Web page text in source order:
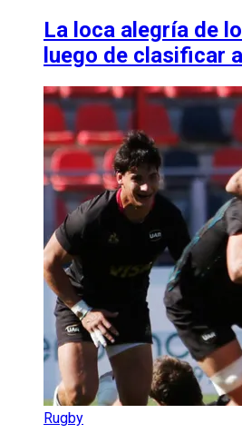
La loca alegría de
luego de clasificar
Rugby